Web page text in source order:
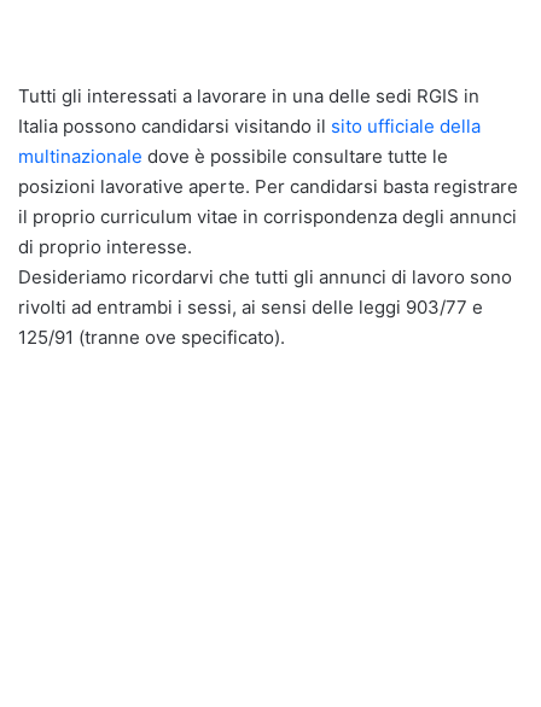
Tutti gli interessati a lavorare in una delle sedi RGIS in
Italia possono candidarsi visitando il sito ufficiale della
multinazionale dove è possibile consultare tutte le
posizioni lavorative aperte. Per candidarsi basta registrare
il proprio curriculum vitae in corrispondenza degli annunci
di proprio interesse.
Desideriamo ricordarvi che tutti gli annunci di lavoro sono
rivolti ad entrambi i sessi, ai sensi delle leggi 903/77 e
125/91 (tranne ove specificato).